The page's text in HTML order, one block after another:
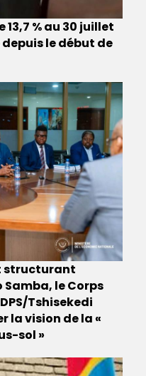
% au 30 juillet
le début de
structurant
Samba, le Corps
Tshisekedi
la vision de la «
sol »